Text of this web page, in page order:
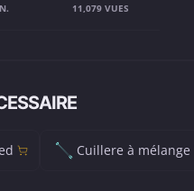
11,079 VUES
Cuillere à mélange